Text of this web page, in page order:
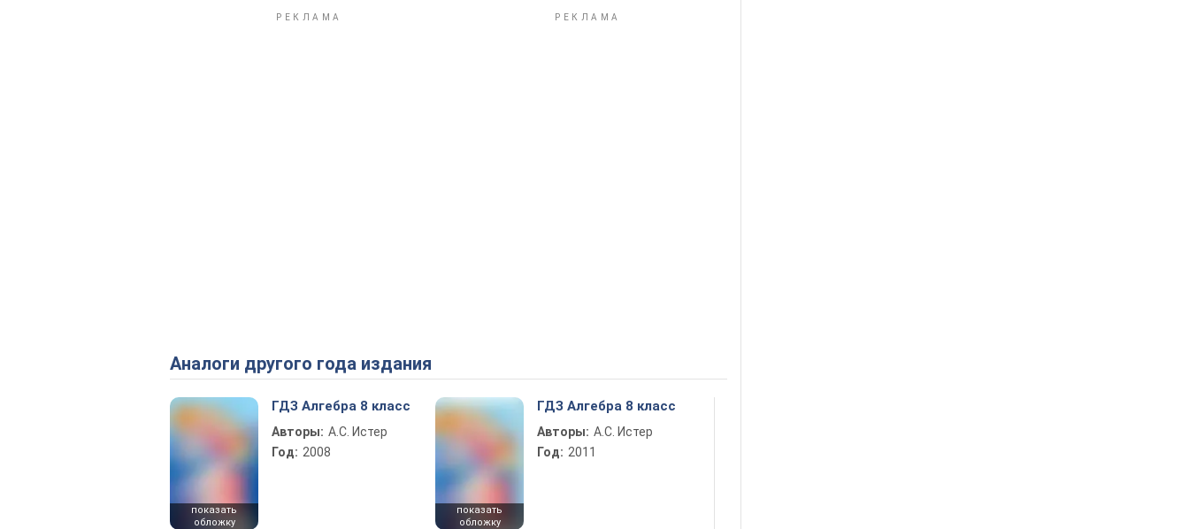
Аналоги другого года издания
показать
обложку
ГДЗ Алгебра 8 класс
Авторы: А.С. Истер
Год: 2008
показать
обложку
ГДЗ Алгебра 8 класс
Авторы: А.С. Истер
Год: 2011